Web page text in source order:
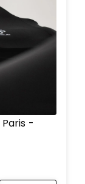
Paris -